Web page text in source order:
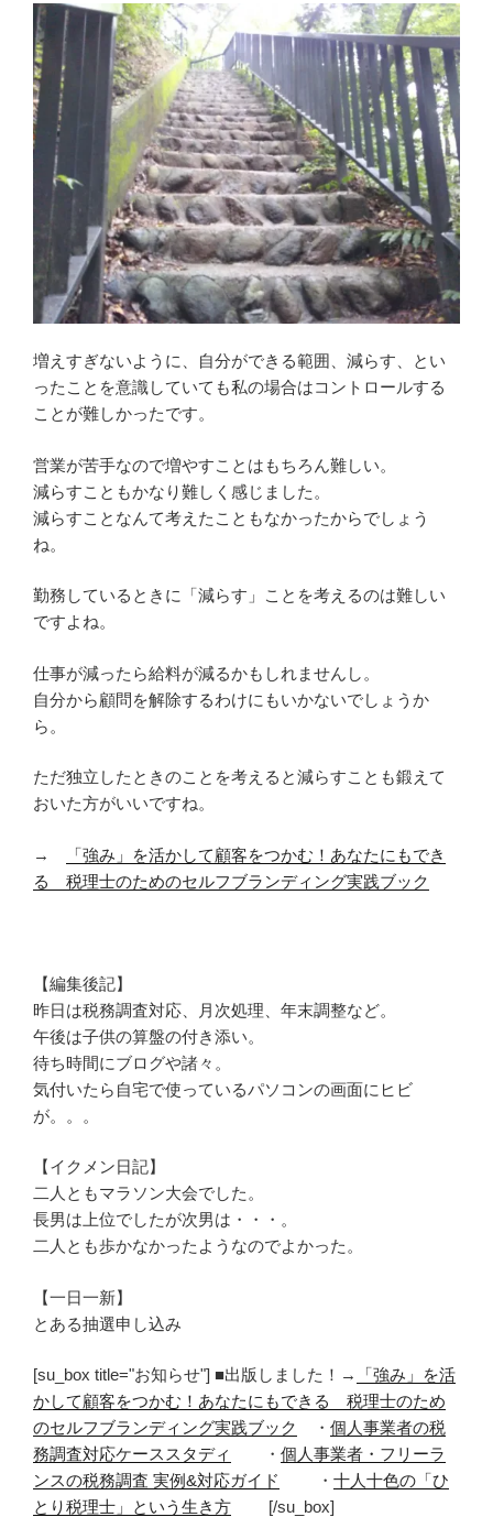
増えすぎないように、自分ができる範囲、減らす、とい
ったことを意識していても私の場合はコントロールする
ことが難しかったです。
営業が苦手なので増やすことはもちろん難しい。
減らすこともかなり難しく感じました。
減らすことなんて考えたこともなかったからでしょう
ね。
勤務しているときに「減らす」ことを考えるのは難しい
ですよね。
仕事が減ったら給料が減るかもしれませんし。
自分から顧問を解除するわけにもいかないでしょうか
ら。
ただ独立したときのことを考えると減らすことも鍛えて
おいた方がいいですね。
→
「強み」を活かして顧客をつかむ！あなたにもでき
る 税理士のためのセルフブランディング実践ブック
【編集後記】
昨日は税務調査対応、月次処理、年末調整など。
午後は子供の算盤の付き添い。
待ち時間にブログや諸々。
気付いたら自宅で使っているパソコンの画面にヒビ
が。。。
【イクメン日記】
二人ともマラソン大会でした。
長男は上位でしたが次男は・・・。
二人とも歩かなかったようなのでよかった。
【一日一新】
とある抽選申し込み
[su_box title="お知らせ"] ■出版しました！→
「強み」を活
かして顧客をつかむ！あなたにもできる 税理士のため
のセルフブランディング実践ブック
・ 個人事業者の税
務調査対応ケーススタディ
・ 個人事業者・フリーラ
ンスの税務調査 実例&対応ガイド
・ 十人十色の「ひ
とり税理士」という生き方 [/su_box]